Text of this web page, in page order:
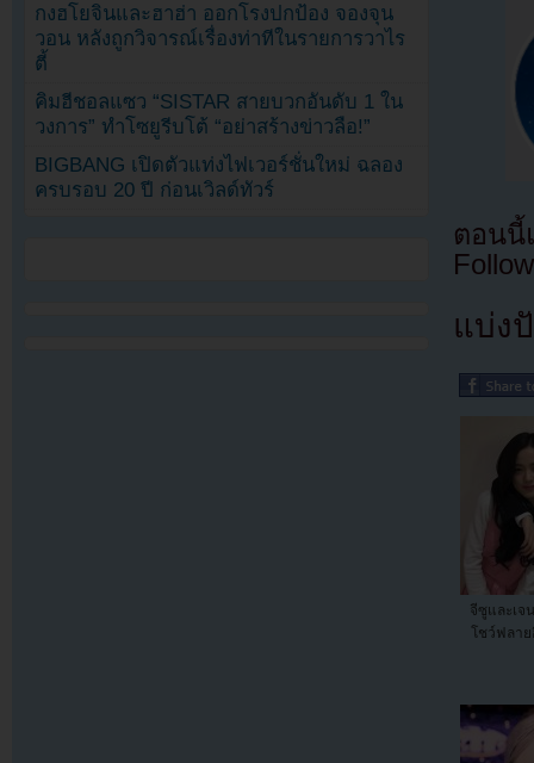
ตอนนี้
แบ่ง
จีซูและเจ
โชว์ฟลาย
กงฮโยจินและฮาฮ่า ออกโรงปกป้อง จองจุน
วอน หลังถูกวิจารณ์เรื่องท่าทีในรายการวาไร
ตี้
คิมฮีชอลแซว “SISTAR สายบวกอันดับ 1 ใน
วงการ” ทำโซยูรีบโต้ “อย่าสร้างข่าวลือ!”
BIGBANG เปิดตัวแท่งไฟเวอร์ชั่นใหม่ ฉลอง
ครบรอบ 20 ปี ก่อนเวิลด์ทัวร์